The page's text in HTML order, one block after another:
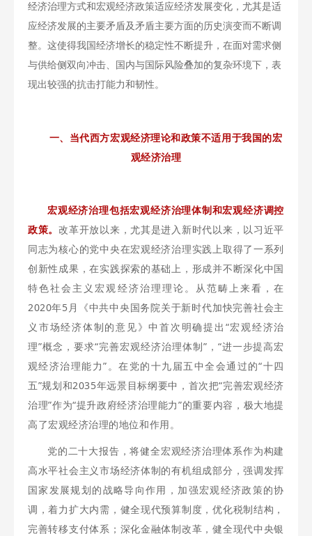
经济治理方式和宏观经济政策适应经济发展变化，尤其是适
应经济发展的主要矛盾及矛盾主要方面的历史演变而不断调
整。这使得我国经济增长的稳定性不断提升，在面对需求侧
与供给侧双向冲击、国内与国际风险叠加的复杂环境下，表
现出较强的抗击打能力和韧性。
一、当代西方宏观经济理论和政策不适用于我国的宏
观经济治理
宏观经济治理包括宏观经济治理体制和宏观经济调控
政策。改革开放以来，尤其是进入新时代以来，以习近平
同志为核心的党中央在宏观经济治理实践上取得了一系列
创新性成果，在实践探索的基础上，形成并不断深化中国
特色社会主义宏观经济治理理论。从范畴上来看，在
2020年5月《中共中央国务院关于新时代加快完善社会主
义市场经济体制的意见》中首次明确提出“宏观经济治
理”概念，要求“完善宏观经济治理体制”，“进一步提高宏
观经济治理能力”。在党的十九届五中全会通过的“十四
五”规划和2035年远景目标纲要中，首次把“完善宏观经济
治理”作为“提升政府经济治理能力”的重要内容，极大地提
高了宏观经济治理的地位和作用。
党的二十大报告，将健全宏观经济治理体系作为构建
高水平社会主义市场经济体制的有机组成部分，强调发挥
国家发展规划的战略导向作用，加强宏观经济政策的协
调，着力扩大内需，健全现代预算制度，优化税制结构，
完善转移支付体系；深化金融体制改革，健全现代中央银